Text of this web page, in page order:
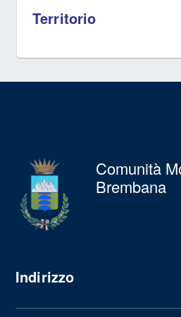
Territorio
Comunità
Brembana
Indirizzo